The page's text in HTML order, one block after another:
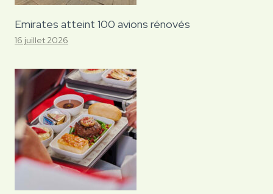
Emirates atteint 100 avions rénovés
16 juillet 2026